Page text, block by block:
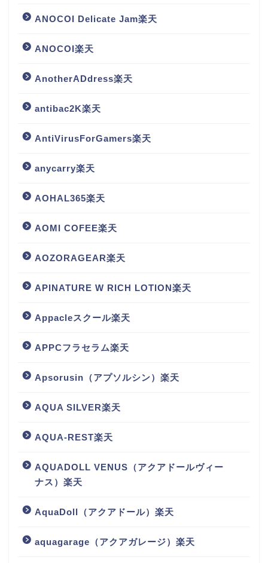
ANOCOI Delicate Jam楽天
ANOCOI楽天
AnotherADdress楽天
antibac2K楽天
AntiVirusForGamers楽天
anycarry楽天
AOHAL365楽天
AOMI COFEE楽天
AOZORAGEAR楽天
APINATURE W RICH LOTION楽天
Appacleスクール楽天
APPCフラセラム楽天
Apsorusin（アプソルシン）楽天
AQUA SILVER楽天
AQUA-REST楽天
AQUADOLL VENUS（アクアドールヴィー
ナス）楽天
AquaDoll（アクアドール）楽天
aquagarage（アクアガレージ）楽天